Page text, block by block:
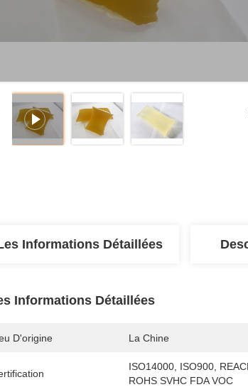
Informations Détaillées
Informations Détaillées
D'origine La Chine
ISO14000, ISO900,
ROHS SVHC FDA VOC